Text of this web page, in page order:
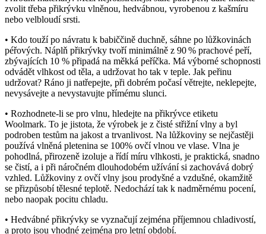
zvolit třeba přikrývku vlněnou, hedvábnou, vyrobenou z kašmíru
nebo velbloudí srsti.
• Kdo touží po návratu k babiččině duchně, sáhne po lůžkovinách
péřových. Náplň přikrývky tvoří minimálně z 90 % prachové peří,
zbývajících 10 % připadá na měkká peříčka. Má výborné schopnosti
odvádět vlhkost od těla, a udržovat ho tak v teple. Jak peřinu
udržovat? Ráno ji natřepejte, při dobrém počasí větrejte, neklepejte,
nevysávejte a nevystavujte přímému slunci.
• Rozhodnete-li se pro vlnu, hledejte na přikrývce etiketu
Woolmark. To je jistota, že výrobek je z čisté střižní vlny a byl
podroben testům na jakost a trvanlivost. Na lůžkoviny se nejčastěji
používá vlněná pletenina se 100% ovčí vlnou ve vlase. Vlna je
pohodlná, přirozeně izoluje a řídí míru vlhkosti, je praktická, snadno
se čistí, a i při náročném dlouhodobém užívání si zachovává dobrý
vzhled. Lůžkoviny z ovčí vlny jsou prodyšné a vzdušné, okamžitě
se přizpůsobí tělesné teplotě. Nedochází tak k nadměrnému pocení,
nebo naopak pocitu chladu.
• Hedvábné přikrývky se vyznačují zejména příjemnou chladivostí,
a proto jsou vhodné zejména pro letní období.